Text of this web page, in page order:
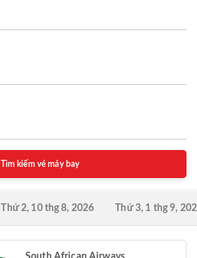
Tìm kiếm vé máy bay
Thứ 2, 10 thg 8, 2026 Thứ 3, 1 thg 9,